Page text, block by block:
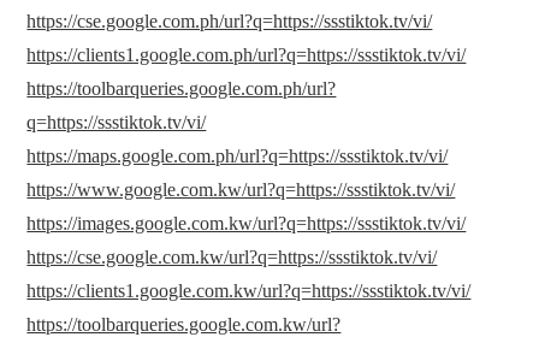
https://cse.google.com.ph/url?q=https://ssstiktok.tv/vi/
https://clients1.google.com.ph/url?q=https://ssstiktok.tv/vi/
https://toolbarqueries.google.com.ph/url?
q=https://ssstiktok.tv/vi/
https://maps.google.com.ph/url?q=https://ssstiktok.tv/vi/
https://www.google.com.kw/url?q=https://ssstiktok.tv/vi/
https://images.google.com.kw/url?q=https://ssstiktok.tv/vi/
https://cse.google.com.kw/url?q=https://ssstiktok.tv/vi/
https://clients1.google.com.kw/url?q=https://ssstiktok.tv/vi/
https://toolbarqueries.google.com.kw/url?